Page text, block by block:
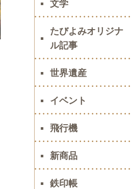
文学
たびよみオリジナ
ル記事
世界遺産
イベント
飛行機
新商品
鉄印帳